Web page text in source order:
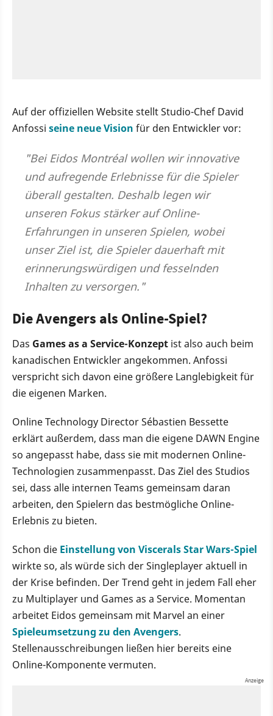
Auf der offiziellen Website stellt Studio-Chef David
Anfossi seine neue Vision für den Entwickler vor:
"Bei Eidos Montréal wollen wir innovative
und aufregende Erlebnisse für die Spieler
überall gestalten. Deshalb legen wir
unseren Fokus stärker auf Online-
Erfahrungen in unseren Spielen, wobei
unser Ziel ist, die Spieler dauerhaft mit
erinnerungswürdigen und fesselnden
Inhalten zu versorgen."
Die Avengers als Online-Spiel?
Das Games as a Service-Konzept ist also auch beim
kanadischen Entwickler angekommen. Anfossi
verspricht sich davon eine größere Langlebigkeit für
die eigenen Marken.
Online Technology Director Sébastien Bessette
erklärt außerdem, dass man die eigene DAWN Engine
so angepasst habe, dass sie mit modernen Online-
Technologien zusammenpasst. Das Ziel des Studios
sei, dass alle internen Teams gemeinsam daran
arbeiten, den Spielern das bestmögliche Online-
Erlebnis zu bieten.
Schon die Einstellung von Viscerals Star Wars-Spiel
wirkte so, als würde sich der Singleplayer aktuell in
der Krise befinden. Der Trend geht in jedem Fall eher
zu Multiplayer und Games as a Service. Momentan
arbeitet Eidos gemeinsam mit Marvel an einer
Spieleumsetzung zu den Avengers.
Stellenausschreibungen ließen hier bereits eine
Online-Komponente vermuten.